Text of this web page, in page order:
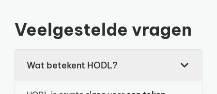
Veelgestelde vragen
Wat betekent HODL?